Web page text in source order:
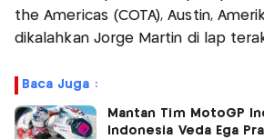
the Americas (COTA), Austin,
dikalahkan Jorge Martin di lap
Baca Juga :
Mantan Tim MotoGP
Indonesia Veda Ega